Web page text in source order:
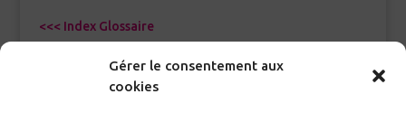
Gérer le consentement aux
cookies
<<< Index Glossaire